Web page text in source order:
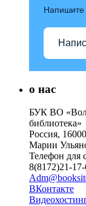
о нас
БУК ВО
библиотека»
Россия,
Марии
Телефон для
8(8172)21-
ВКонтакте